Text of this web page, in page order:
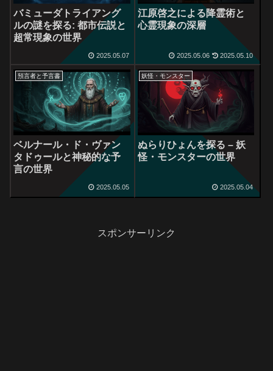
バミューダトライアング
ルの謎を探る: 都市伝説と
超常現象の世界
2025.05.07
江原啓之による降霊術と
心霊現象の深層
2025.05.06 2025.05.10
預言者と予言書
ベルナール・ド・ヴァン
タドゥールと神秘的な予
言の世界
2025.05.05
妖怪・モンスター
ぬらりひょんを探る – 妖
怪・モンスターの世界
2025.05.04
スポンサーリンク